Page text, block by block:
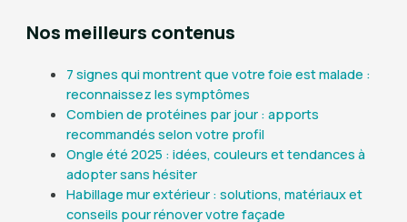
Nos meilleurs contenus
7 signes qui montrent que votre foie est malade :
reconnaissez les symptômes
Combien de protéines par jour : apports
recommandés selon votre profil
Ongle été 2025 : idées, couleurs et tendances à
adopter sans hésiter
Habillage mur extérieur : solutions, matériaux et
conseils pour rénover votre façade